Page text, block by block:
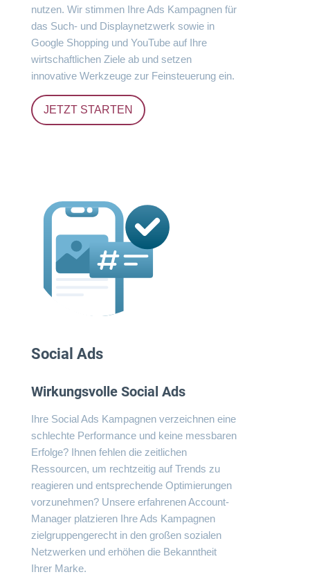
nutzen. Wir stimmen Ihre Ads Kampagnen für
das Such- und Displaynetzwerk sowie in
Google Shopping und YouTube auf Ihre
wirtschaftlichen Ziele ab und setzen
innovative Werkzeuge zur Feinsteuerung ein.
JETZT STARTEN
Social Ads
Wirkungsvolle Social Ads
Ihre Social Ads Kampagnen verzeichnen eine
schlechte Performance und keine messbaren
Erfolge? Ihnen fehlen die zeitlichen
Ressourcen, um rechtzeitig auf Trends zu
reagieren und entsprechende Optimierungen
vorzunehmen? Unsere erfahrenen Account-
Manager platzieren Ihre Ads Kampagnen
zielgruppengerecht in den großen sozialen
Netzwerken und erhöhen die Bekanntheit
Ihrer Marke.